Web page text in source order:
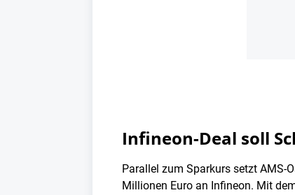
Infineon-Deal soll
Parallel zum Sparkurs setzt AMS-
Millionen Euro an Infineon. Mit